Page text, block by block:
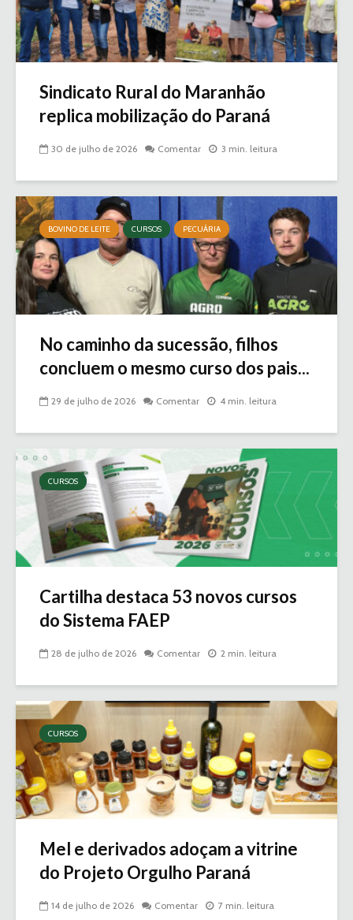
Sindicato Rural do Maranhão
replica mobilização do Paraná
30 de julho de 2026 Comentar 3 min. leitura
BOVINO DE LEITE CURSOS PECUÁRIA
No caminho da sucessão, filhos
concluem o mesmo curso dos pais...
29 de julho de 2026 Comentar 4 min. leitura
CURSOS
Cartilha destaca 53 novos cursos
do Sistema FAEP
28 de julho de 2026 Comentar 2 min. leitura
CURSOS
Mel e derivados adoçam a vitrine
do Projeto Orgulho Paraná
14 de julho de 2026 Comentar 7 min. leitura